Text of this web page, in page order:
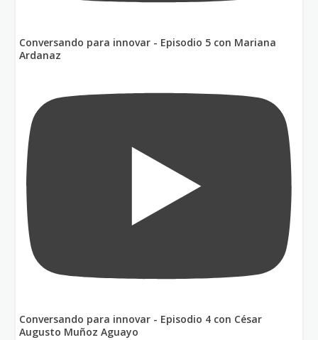
Conversando para innovar - Episodio 5 con Mariana
Ardanaz
Conversando para innovar - Episodio 4 con César
Augusto Muñoz Aguayo